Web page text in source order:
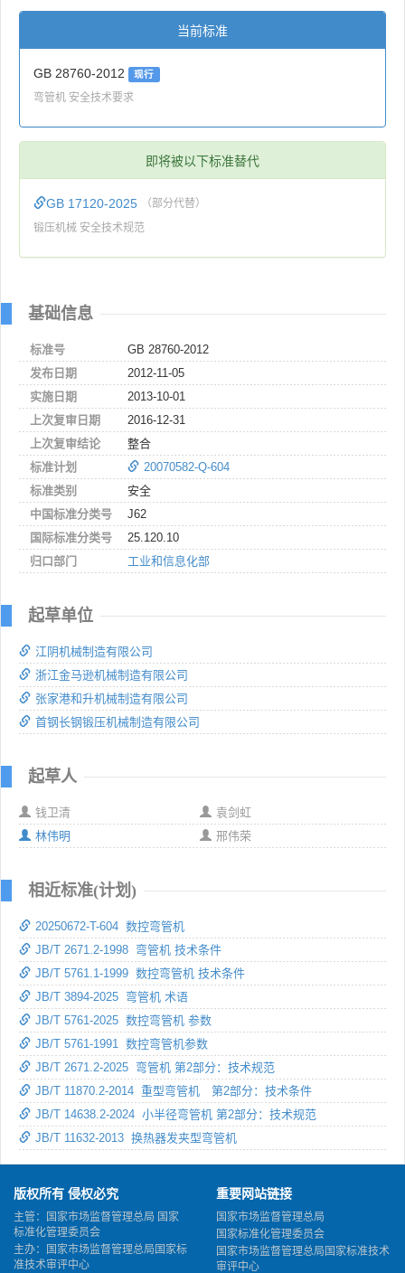
当前标准
GB 28760-2012 现行
弯管机 安全技术要求
即将被以下标准替代
GB 17120-2025 （部分代替）
锻压机械 安全技术规范
基础信息
标准号
GB 28760-2012
发布日期
2012-11-05
实施日期
2013-10-01
上次复审日期
2016-12-31
上次复审结论
整合
标准计划
20070582-Q-604
标准类别
安全
中国标准分类号
J62
国际标准分类号
25.120.10
归口部门
工业和信息化部
起草单位
江阴机械制造有限公司
浙江金马逊机械制造有限公司
张家港和升机械制造有限公司
首钢长钢锻压机械制造有限公司
起草人
钱卫清
袁剑虹
林伟明
邢伟荣
相近标准(计划)
20250672-T-604 数控弯管机
JB/T 2671.2-1998 弯管机 技术条件
JB/T 5761.1-1999 数控弯管机 技术条件
JB/T 3894-2025 弯管机 术语
JB/T 5761-2025 数控弯管机 参数
JB/T 5761-1991 数控弯管机参数
JB/T 2671.2-2025 弯管机 第2部分：技术规范
JB/T 11870.2-2014 重型弯管机 第2部分：技术条件
JB/T 14638.2-2024 小半径弯管机 第2部分：技术规范
JB/T 11632-2013 换热器发夹型弯管机
版权所有 侵权必究
主管：国家市场监督管理总局 国家
标准化管理委员会
主办：国家市场监督管理总局国家标
准技术审评中心
重要网站链接
国家市场监督管理总局
国家标准化管理委员会
国家市场监督管理总局国家标准技术
审评中心